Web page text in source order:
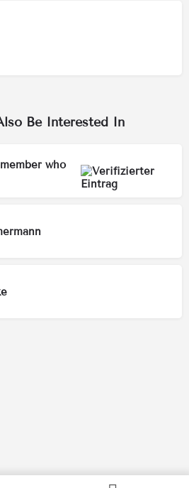
Be Interested In
who